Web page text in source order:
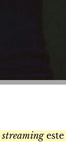
streamingeste